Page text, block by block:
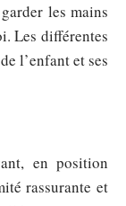
les mains
Les différentes
l’enfant et ses
en position
rassurante et